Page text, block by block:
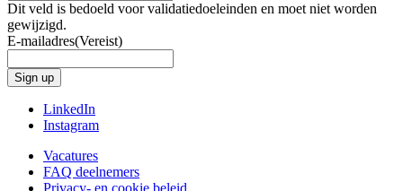
Dit veld is bedoeld voor validatiedoeleinden en moet niet worden
gewijzigd.
E-mailadres(Vereist)
LinkedIn
Instagram
Vacatures
FAQ deelnemers
Privacy- en cookie beleid